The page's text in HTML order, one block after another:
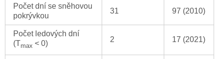
Počet dní se sněhovou
pokrývkou
31 97 (2010)
Počet ledových dní
(Tmax < 0) 2 17 (2021)